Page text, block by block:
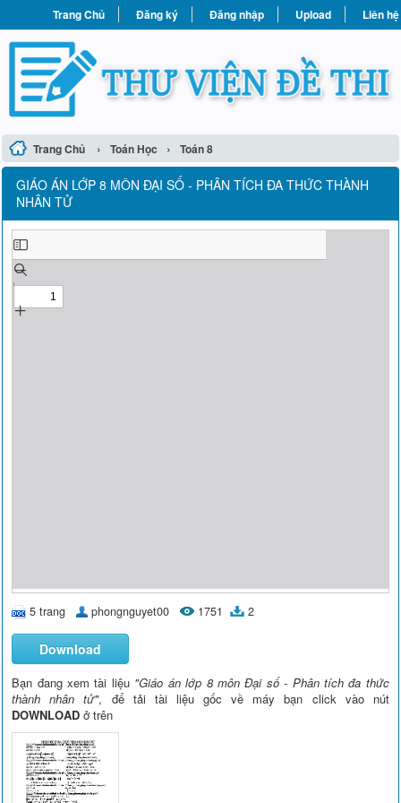
Trang Chủ Đăng ký Đăng nhập Upload Liên hệ
Trang Chủ › Toán Học › Toán 8
GIÁO ÁN LỚP 8 MÔN ĐẠI SỐ - PHÂN TÍCH ĐA THỨC THÀNH
NHÂN TỬ
5 trang phongnguyet00 1751 2
Download
Bạn đang xem tài liệu "Giáo án lớp 8 môn Đại số - Phân tích đa thức
thành nhân tử", để tải tài liệu gốc về máy bạn click vào nút
DOWNLOAD ở trên